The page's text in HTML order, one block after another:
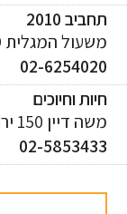
2010
המגלית 19 ירושלים
02-
וחיוכים
150 ירושלים
02-